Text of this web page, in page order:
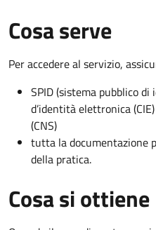
Cosa serve
Per accedere al servizio,
SPID (sistema pubblico
d’identità elettronica
(CNS)
tutta la documentazione
della pratica.
Cosa si ottiene